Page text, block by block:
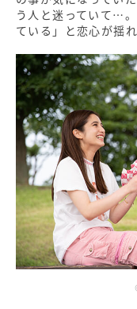
う人と迷っていて…
ている」と恋心が揺